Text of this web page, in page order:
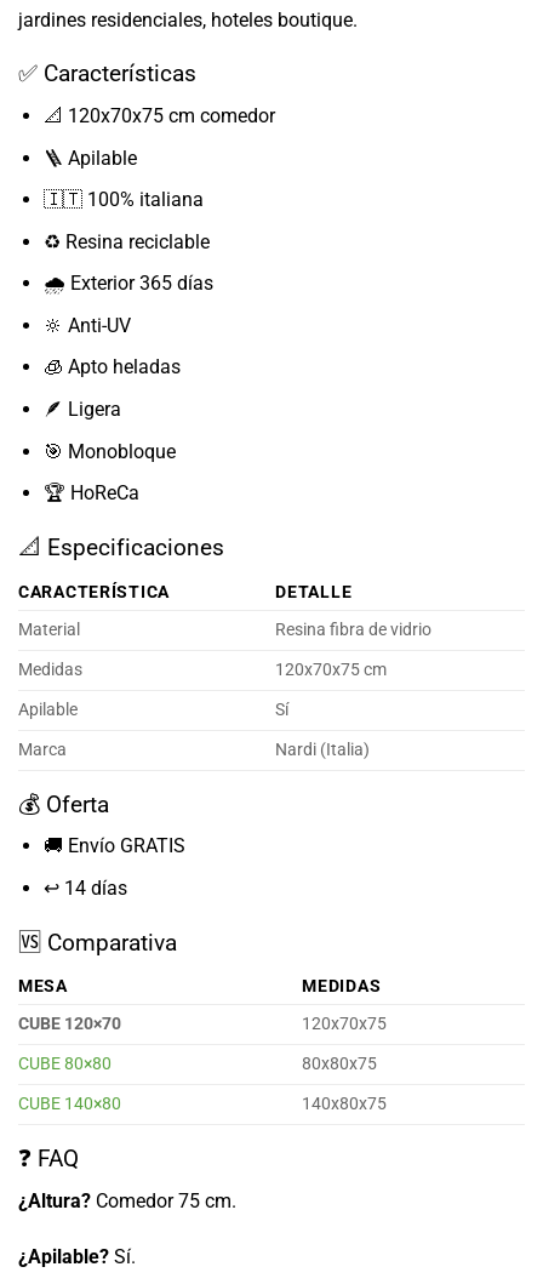
jardines residenciales, hoteles boutique.
✅ Características
📐 120x70x75 cm comedor
🪜 Apilable
🇮🇹 100% italiana
♻️ Resina reciclable
🌧️ Exterior 365 días
🔆 Anti-UV
🧊 Apto heladas
🪶 Ligera
🎯 Monobloque
🏆 HoReCa
📐 Especificaciones
CARACTERÍSTICA
DETALLE
Material
Resina fibra de vidrio
Medidas
120x70x75 cm
Apilable
Sí
Marca
Nardi (Italia)
💰 Oferta
🚚 Envío GRATIS
↩️ 14 días
🆚 Comparativa
MESA
MEDIDAS
CUBE 120×70
120x70x75
CUBE 80×80
80x80x75
CUBE 140×80
140x80x75
❓ FAQ
¿Altura? Comedor 75 cm.
¿Apilable? Sí.